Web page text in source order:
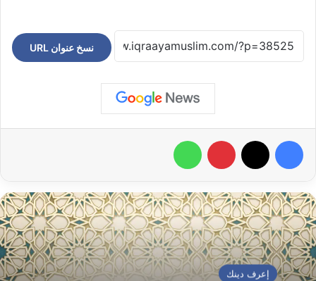
نسخ عنوان URL
فيسبوك بينتيريست
إعرف دينك